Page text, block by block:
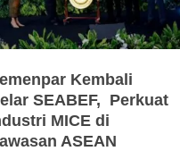
Kembali
SEABEF, Perkuat
MICE di
ASEAN